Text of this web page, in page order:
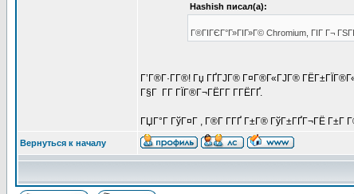
Hashish писал(а):
Г®ГІГЄГ°Г»ГІГ»Г© Chromium, ГІГ Г¬
Г’Г®Г·Г­Г®! Гџ ГҐГЈГ® Г¤Г®Г«ГЈГ®
Г§Г Г­Г ГЇГ®Г¬ГЁГ­Г Г­ГЁГҐ.
ГЏГ°Г ГўГ¤Г , Г®Г­ Г­ГҐ Г±Г® ГўГ±ГҐГ¬ГЁ Г±Г
Вернуться к началу